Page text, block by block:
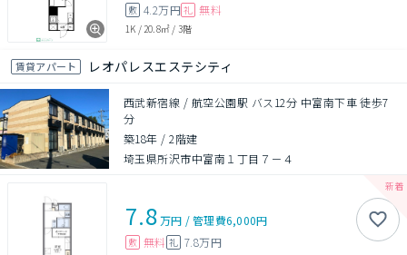
敷 4.2万円 礼 無料
1K /20.8㎡ / 3階
賃貸アパート レオパレスエステシティ
西武新宿線 / 航空公園駅 バス12分 中富南下車 徒歩7
分
築18年 /2階建
埼玉県所沢市中富南１丁目７－４
7.8万円 /管理費6,000円
敷 無料 礼 7.8万円